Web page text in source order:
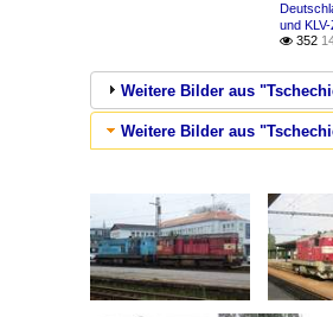
und
 352
Weitere Bilder aus
Weitere Bilder aus